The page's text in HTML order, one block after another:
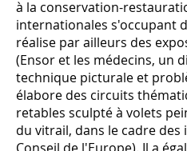
à la conservation-
internationales s'occupant
réalise par ailleurs des
(Ensor et les médecins, un
technique picturale et
élabore des circuits
retables sculpté à volets
du vitrail, dans le cadre